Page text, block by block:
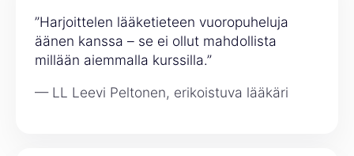
”Harjoittelen lääketieteen vuoropuheluja
äänen kanssa – se ei ollut mahdollista
millään aiemmalla kurssilla.”
— LL Leevi Peltonen, erikoistuva lääkäri